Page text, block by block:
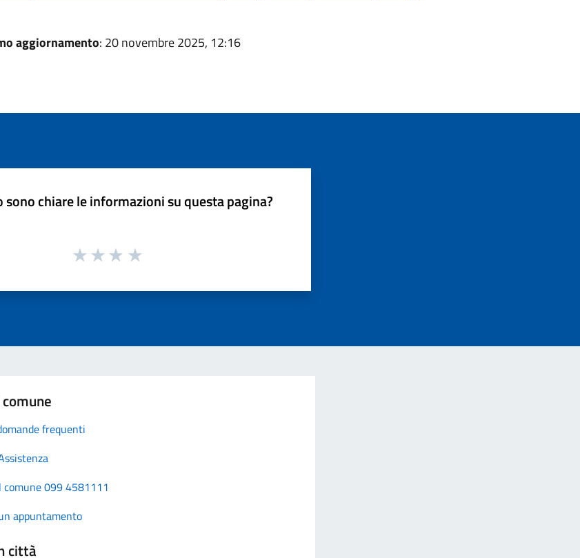
aggiornamento: 20 novembre 2025, 12:16
sono chiare le informazioni su questa pagina?
frequenti
comune 099 4581111
appuntamento
città